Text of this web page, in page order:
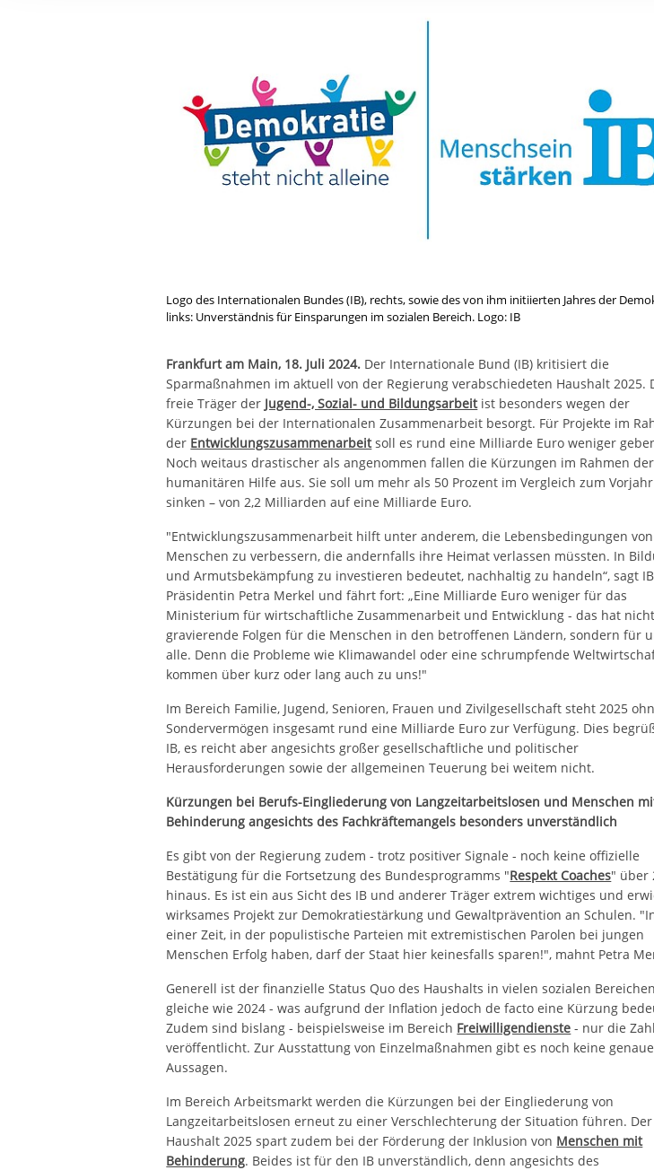
Ihre etwaige Einwilligung erstreckt sich nicht auf notwendige
der von Ihnen aufgerufenen und somit gewünschten Website-
Logo des Internationalen Bundes (IB), rechts, sowie des von ihm initiierten Jahres der
links: Unverständnis für Einsparungen im sozialen Bereich. Logo: IB
Frankfurt am Main, 18. Juli 2024. Der Internationale Bund (IB) kritisiert die
Sparmaßnahmen im aktuell von der Regierung verabschiedeten Haushalt 2025.
freie Träger der Jugend-, Sozial- und Bildungsarbeitist besonders wegen der
Kürzungen bei der Internationalen Zusammenarbeit besorgt. Für Projekte im
der Entwicklungszusammenarbeitsoll es rund eine Milliarde Euro weniger
Noch weitaus drastischer als angenommen fallen die Kürzungen im Rahmen der
humanitären Hilfe aus. Sie soll um mehr als 50 Prozent im Vergleich zum Vorjahr
sinken – von 2,2 Milliarden auf eine Milliarde Euro.
"Entwicklungszusammenarbeit hilft unter anderem, die Lebensbedingungen von
Menschen zu verbessern, die andernfalls ihre Heimat verlassen müssten. In
und Armutsbekämpfung zu investieren bedeutet, nachhaltig zu handeln“, sagt
Präsidentin Petra Merkel und fährt fort: „Eine Milliarde Euro weniger für das
Ministerium für wirtschaftliche Zusammenarbeit und Entwicklung - das hat
gravierende Folgen für die Menschen in den betroffenen Ländern, sondern für
alle. Denn die Probleme wie Klimawandel oder eine schrumpfende
kommen über kurz oder lang auch zu uns!"
Im Bereich Familie, Jugend, Senioren, Frauen und Zivilgesellschaft steht 2025
Sondervermögen insgesamt rund eine Milliarde Euro zur Verfügung. Dies
IB, es reicht aber angesichts großer gesellschaftliche und politischer
Herausforderungen sowie der allgemeinen Teuerung bei weitem nicht.
Kürzungen bei Berufs-Eingliederung von Langzeitarbeitslosen und Menschen
Behinderung angesichts des Fachkräftemangels besonders unverständlich
Es gibt von der Regierung zudem - trotz positiver Signale - noch keine offizielle
Bestätigung für die Fortsetzung des Bundesprogramms "Respekt Coaches" über
hinaus. Es ist ein aus Sicht des IB und anderer Träger extrem wichtiges und
wirksames Projekt zur Demokratiestärkung und Gewaltprävention an Schulen.
einer Zeit, in der populistische Parteien mit extremistischen Parolen bei jungen
Menschen Erfolg haben, darf der Staat hier keinesfalls sparen!", mahnt Petra
Generell ist der finanzielle Status Quo des Haushalts in vielen sozialen
gleiche wie 2024 - was aufgrund der Inflation jedoch de facto eine Kürzung
Zudem sind bislang - beispielsweise im Bereich Freiwilligendienste - nur die
veröffentlicht. Zur Ausstattung von Einzelmaßnahmen gibt es noch keine
Aussagen.
Im Bereich Arbeitsmarkt werden die Kürzungen bei der Eingliederung von
Langzeitarbeitslosen erneut zu einer Verschlechterung der Situation führen. Der
Haushalt 2025 spart zudem bei der Förderung der Inklusion von Menschen mit
Behinderung. Beides ist für den IB unverständlich, denn angesichts des